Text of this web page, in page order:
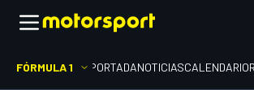
FÓRMULA 1 PORTADANOTICIASCALENDARIO